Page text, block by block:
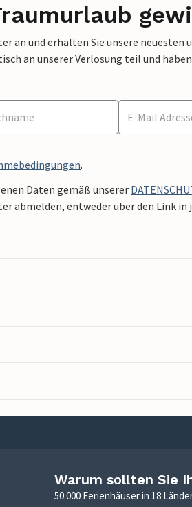
an und erhalten Sie unsere
an unserer Verlosung teil und
.
Daten gemäß unserer
abmelden, entweder über den Link in
Warum sollten Sie
50.000 Ferienhäuser in 18